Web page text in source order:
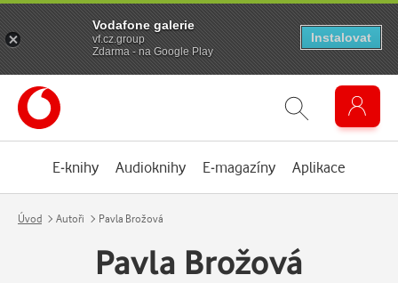
E-knihy Audioknihy E-magazíny Aplikace
Úvod Autoři Pavla Brožová
Pavla Brožová
Vodafone galerie
vf.cz.group
Zdarma - na Google Play
Instalovat